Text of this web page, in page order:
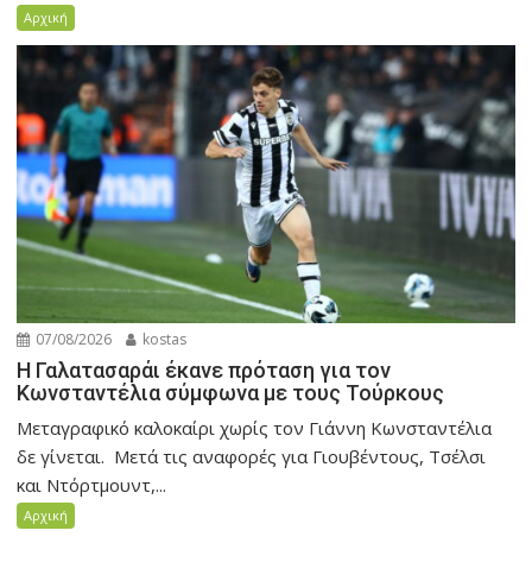
Αρχική
07/08/2026 kostas
Η Γαλατασαράι έκανε πρόταση για τον
Κωνσταντέλια σύμφωνα με τους Τούρκους
Μεταγραφικό καλοκαίρι χωρίς τον Γιάννη Κωνσταντέλια
δε γίνεται. Μετά τις αναφορές για Γιουβέντους, Τσέλσι
και Ντόρτμουντ,...
Αρχική